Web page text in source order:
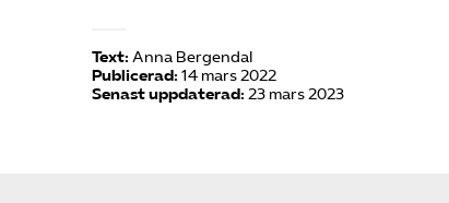
Text: Anna Bergendal
Publicerad: 14 mars 2022
Senast uppdaterad: 23 mars 2023